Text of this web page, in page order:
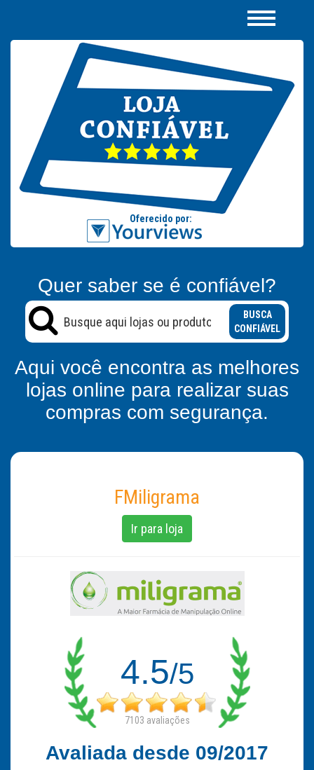
Quer saber se é confiável?
BUSCA
CONFIÁVEL
Aqui você encontra as melhores
lojas online para realizar suas
compras com segurança.
FMiligrama
Ir para loja
4.5/5
7103 avaliações
Avaliada desde 09/2017